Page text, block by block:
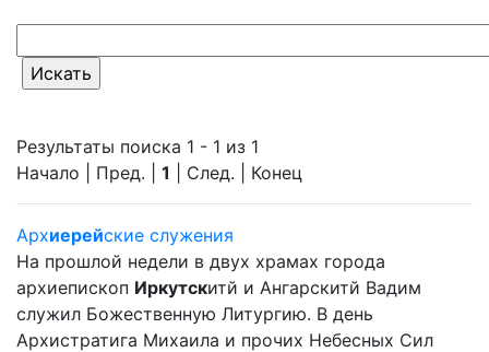
Результаты поиска 1 - 1 из 1
Начало | Пред. | 1 | След. | Конец
Архиерейские служения
На прошлой недели в двух храмах города
архиепископ Иркутскитй и Ангарскитй Вадим
служил Божественную Литургию. В день
Архистратига Михаила и прочих Небесных Сил